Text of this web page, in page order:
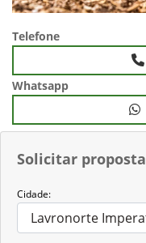
Solicitar proposta
Cidade:
Telefone
Whatsapp